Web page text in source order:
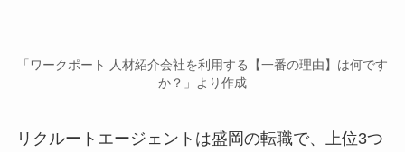
「ワークポート 人材紹介会社を利用する【一番の理由】は何です
か？」より作成
リクルートエージェントは盛岡の転職で、上位3つ